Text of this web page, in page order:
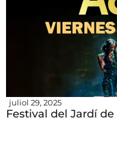
juliol 29, 2025
Festival del Jardí